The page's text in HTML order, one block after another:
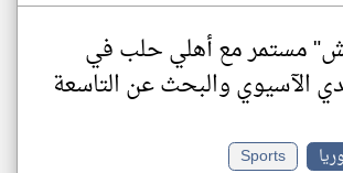
مستمر مع أهلي حلب في
الآسيوي والبحث عن التاسعة
Sports